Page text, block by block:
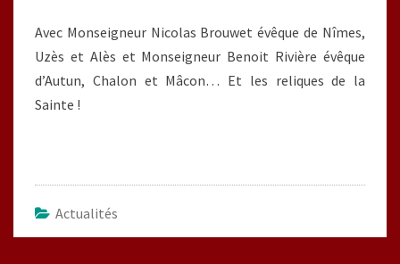
Avec Monseigneur Nicolas Brouwet évêque de Nîmes,
Uzès et Alès et Monseigneur Benoit Rivière évêque
d’Autun, Chalon et Mâcon… Et les reliques de la
Sainte !
Actualités